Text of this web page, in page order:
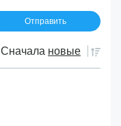
Сначала новые